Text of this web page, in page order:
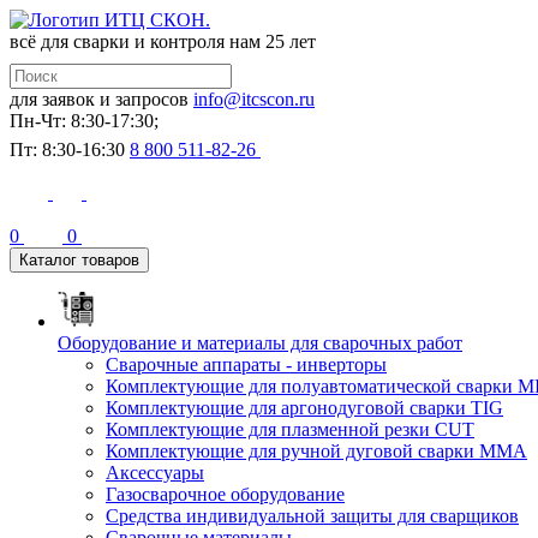
всё для сварки и контроля нам 25 лет
для заявок и запросов info@itcscon.ru
Пн-Чт: 8:30-17:30;
Пт: 8:30-16:30 8 800 511-82-26
0 0
Каталог товаров
Оборудование и материалы для сварочных работ
Сварочные аппараты - инверторы
Комплектующие для полуавтоматической сварки
Комплектующие для аргонодуговой сварки TIG
Комплектующие для плазменной резки CUT
Комплектующие для ручной дуговой сварки MMA
Аксессуары
Газосварочное оборудование
Средства индивидуальной защиты для сварщиков